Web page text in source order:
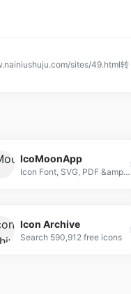
sites/49.html转
IcoMoonApp
Icon Font, SVG, PDF &amp; PNG Generator
Icon Archive
Search 590,912 free icons